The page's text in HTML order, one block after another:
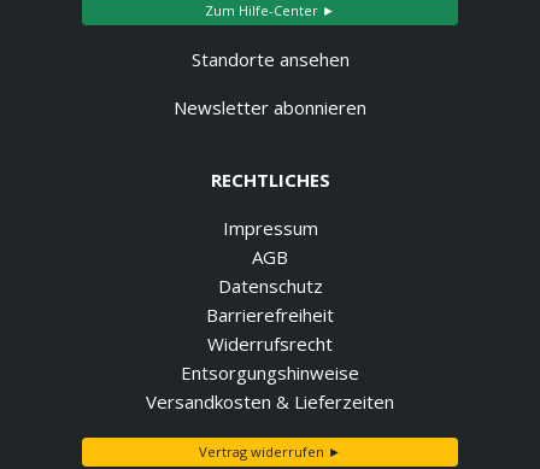
Zum Hilfe-Center ►
Standorte ansehen
Newsletter abonnieren
RECHTLICHES
Impressum
AGB
Datenschutz
Barrierefreiheit
Widerrufsrecht
Entsorgungshinweise
Versandkosten & Lieferzeiten
Vertrag widerrufen ►